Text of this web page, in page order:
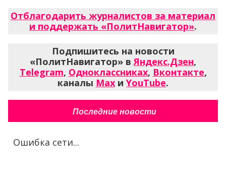
Отблагодарить журналистов за материал
и поддержать «ПолитНавигатор».
Подпишитесь на новости
«ПолитНавигатор» вЯндекс.Дзен,
Telegram, Одноклассниках, Вконтакте,
каналы Max и YouTube.
Последние новости
Ошибка сети...